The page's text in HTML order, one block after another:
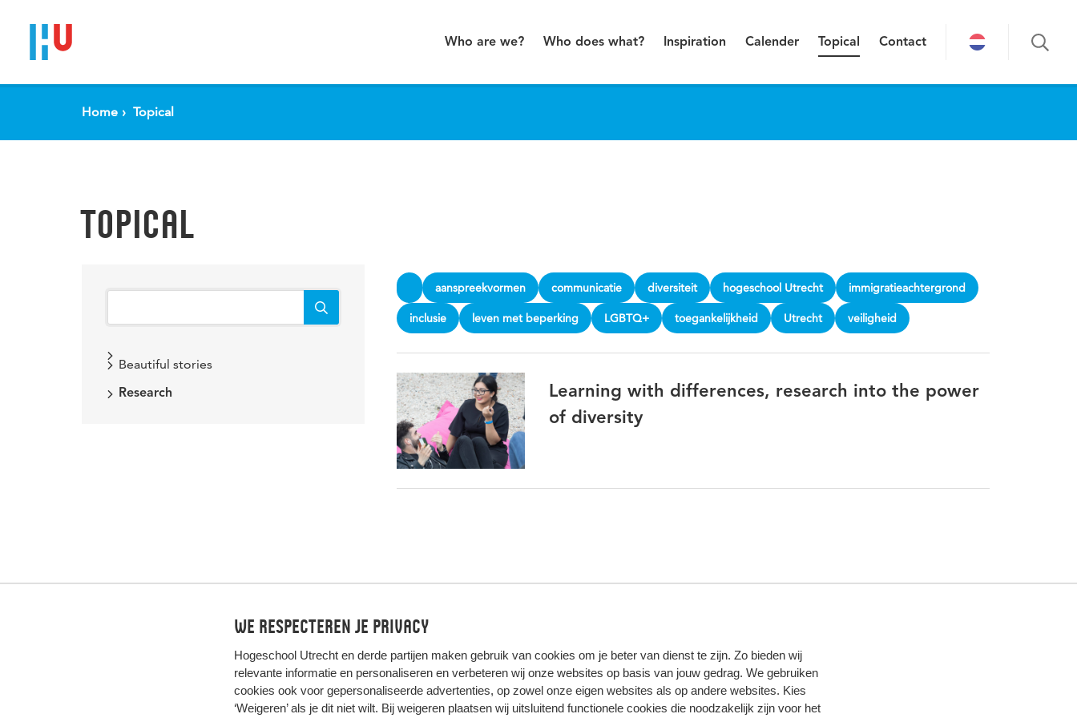
We respecteren je privacy
Hogeschool Utrecht en derde partijen maken gebruik van cookies om je beter van dienst te zijn. Zo bieden wij
relevante informatie en personaliseren en verbeteren wij onze websites op basis van jouw gedrag. We gebruiken
cookies ook voor gepersonaliseerde advertenties, op zowel onze eigen websites als op andere websites. Kies
‘Weigeren’ als je dit niet wilt. Bij weigeren plaatsen wij uitsluitend functionele cookies die noodzakelijk zijn voor het
Who are we? Who does what? Inspiration Calender Topical Contact
Home Topical
TOPICAL
Beautiful stories
Research
aanspreekvormen communicatie diversiteit hogeschool Utrecht immigratieachtergrond
inclusie leven met beperking LGBTQ+ toegankelijkheid Utrecht veiligheid
Learning with differences, research into the power
of diversity